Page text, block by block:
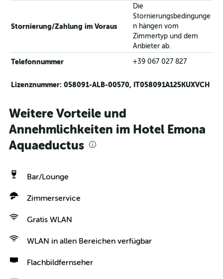
Stornierung/Zahlung im Voraus
Die
Stornierungsbedingunge
n hängen vom
Zimmertyp und dem
Anbieter ab.
Telefonnummer +39 067 027 827
Lizenznummer: 058091-ALB-00570, IT058091A125KUXVCH
Weitere Vorteile und
Annehmlichkeiten im Hotel Emona
Aquaeductus
Bar/Lounge
Zimmerservice
Gratis WLAN
WLAN in allen Bereichen verfügbar
Flachbildfernseher